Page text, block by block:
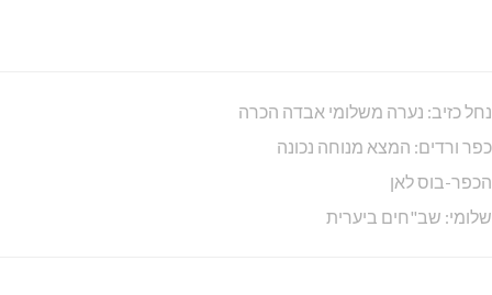
נחל כזיב: נערה משלומי אבדה הכרה
כפר ורדים: המצא מנוחה נכונה
הכפר-בוס לאן
שלומי: שב"חים ביערית